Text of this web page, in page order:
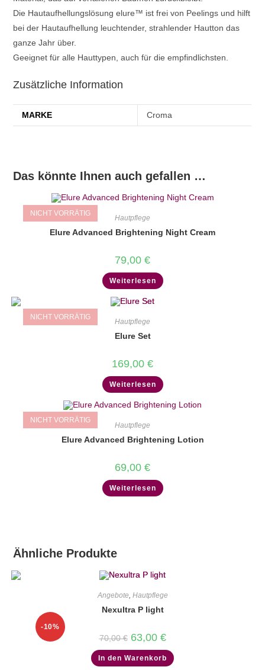
Die Hautaufhellungslösung elure™ ist frei von Peelings und hilft
bei der Hautaufhellung leuchtender, strahlender Hautton das
ganze Jahr über.
Geeignet für alle Hauttypen, auch für die empfindlichsten.
Zusätzliche Information
MARKE Croma
Das könnte Ihnen auch gefallen …
NICHT VORRÄTIG
Hautpflege
Elure Advanced Brightening Night Cream
79,00 €
Weiterlesen
NICHT VORRÄTIG
Hautpflege
Elure Set
169,00 €
Weiterlesen
NICHT VORRÄTIG
Hautpflege
Elure Advanced Brightening Lotion
69,00 €
Weiterlesen
Ähnliche Produkte
-10%
Angebote, Hautpflege
Nexultra P light
70,00€ Ursprünglicher
Preis
war:
70,00 €
63,00 €Aktueller
Preis
ist:
63,00 €.
In den Warenkorb